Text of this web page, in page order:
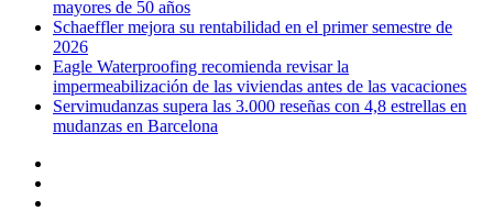
mayores de 50 años
Schaeffler mejora su rentabilidad en el primer semestre de
2026
Eagle Waterproofing recomienda revisar la
impermeabilización de las viviendas antes de las vacaciones
Servimudanzas supera las 3.000 reseñas con 4,8 estrellas en
mudanzas en Barcelona